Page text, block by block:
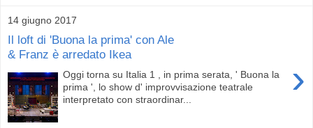
14 giugno 2017
Il loft di 'Buona la prima' con Ale
& Franz è arredato Ikea
›
Oggi torna su Italia 1 , in prima serata, ' Buona la
prima ', lo show d' improvvisazione teatrale
interpretato con straordinar...